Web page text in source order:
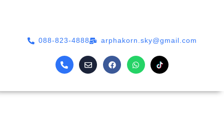
088-823-4888 arphakorn.sky@gmail.com